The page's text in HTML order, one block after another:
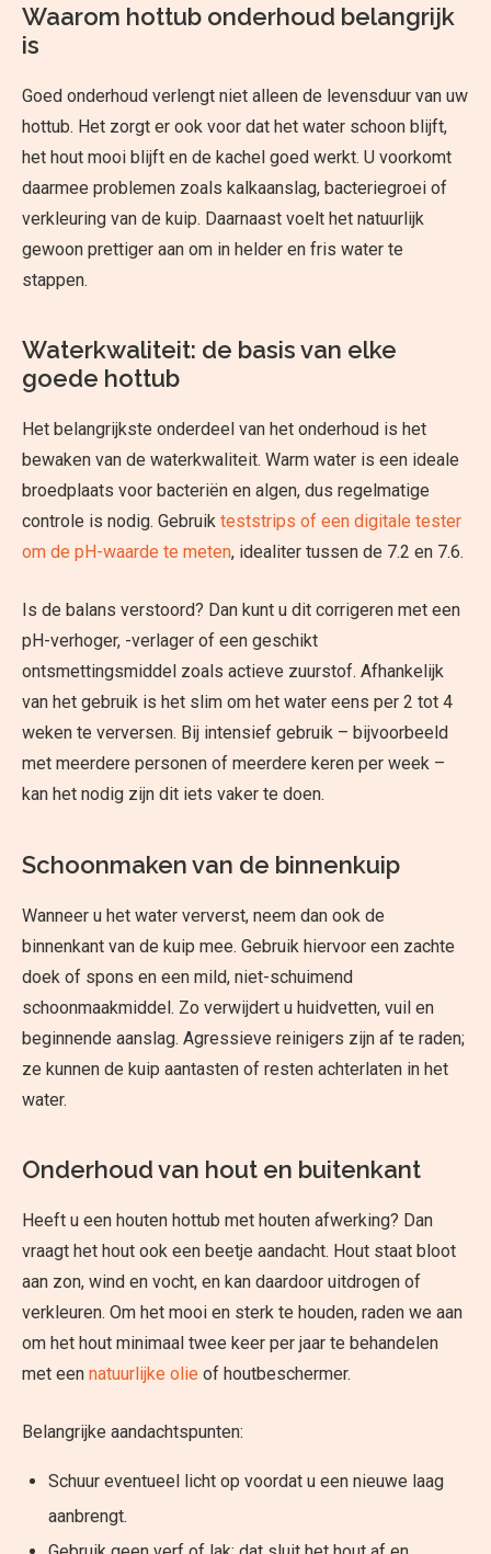
Waarom hottub onderhoud belangrijk
is
Goed onderhoud verlengt niet alleen de levensduur van uw
hottub. Het zorgt er ook voor dat het water schoon blijft,
het hout mooi blijft en de kachel goed werkt. U voorkomt
daarmee problemen zoals kalkaanslag, bacteriegroei of
verkleuring van de kuip. Daarnaast voelt het natuurlijk
gewoon prettiger aan om in helder en fris water te
stappen.
Waterkwaliteit: de basis van elke
goede hottub
Het belangrijkste onderdeel van het onderhoud is het
bewaken van de waterkwaliteit. Warm water is een ideale
broedplaats voor bacteriën en algen, dus regelmatige
controle is nodig. Gebruik teststrips of een digitale tester
om de pH-waarde te meten, idealiter tussen de 7.2 en 7.6.
Is de balans verstoord? Dan kunt u dit corrigeren met een
pH-verhoger, -verlager of een geschikt
ontsmettingsmiddel zoals actieve zuurstof. Afhankelijk
van het gebruik is het slim om het water eens per 2 tot 4
weken te verversen. Bij intensief gebruik – bijvoorbeeld
met meerdere personen of meerdere keren per week –
kan het nodig zijn dit iets vaker te doen.
Schoonmaken van de binnenkuip
Wanneer u het water ververst, neem dan ook de
binnenkant van de kuip mee. Gebruik hiervoor een zachte
doek of spons en een mild, niet-schuimend
schoonmaakmiddel. Zo verwijdert u huidvetten, vuil en
beginnende aanslag. Agressieve reinigers zijn af te raden;
ze kunnen de kuip aantasten of resten achterlaten in het
water.
Onderhoud van hout en buitenkant
Heeft u een houten hottub met houten afwerking? Dan
vraagt het hout ook een beetje aandacht. Hout staat bloot
aan zon, wind en vocht, en kan daardoor uitdrogen of
verkleuren. Om het mooi en sterk te houden, raden we aan
om het hout minimaal twee keer per jaar te behandelen
met een natuurlijke olie of houtbeschermer.
Belangrijke aandachtspunten:
Schuur eventueel licht op voordat u een nieuwe laag
aanbrengt.